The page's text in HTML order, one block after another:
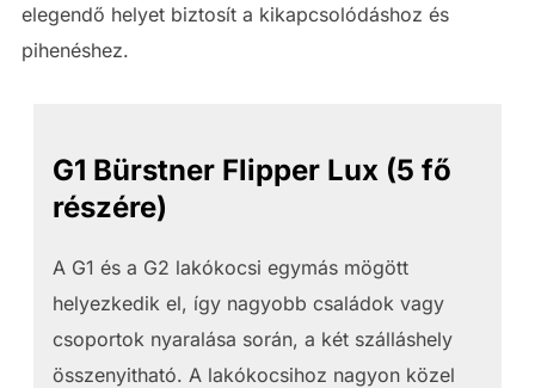
elegendő helyet biztosít a kikapcsolódáshoz és
pihenéshez.
G1 Bürstner Flipper Lux (5 fő
részére)
A G1 és a G2 lakókocsi egymás mögött
helyezkedik el, így nagyobb családok vagy
csoportok nyaralása során, a két szálláshely
összenyitható. A lakókocsihoz nagyon közel